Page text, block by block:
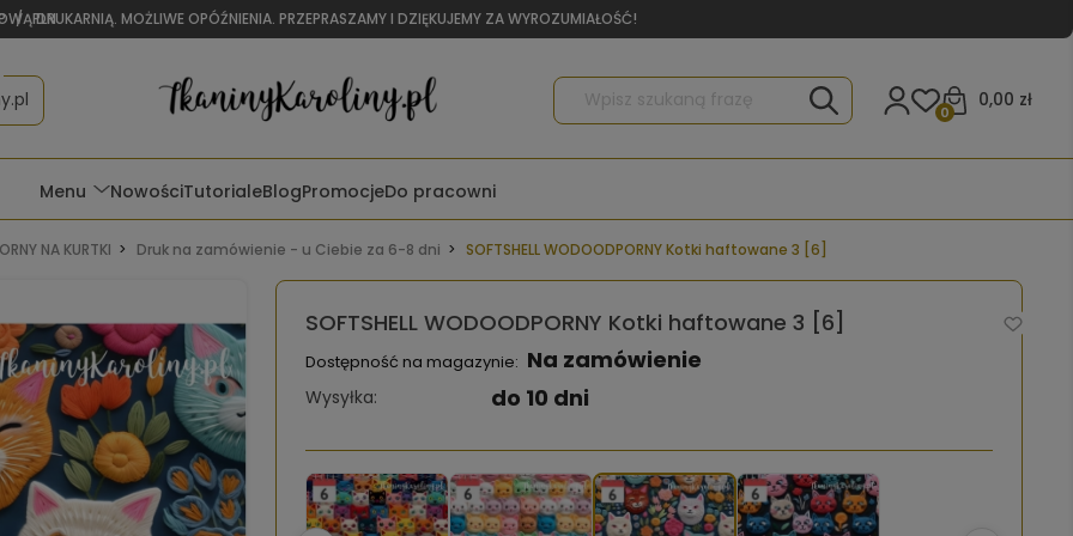
/ PLN
DRUKARNIĄ. MOŻLIWE OPÓŹNIENIA. PRZEPRASZAMY I DZIĘKUJEMY ZA WYROZUMIAŁOŚĆ!
0,00 zł
0
Menu NowościTutorialeBlogPromocjeDo pracowni
NA KURTKI Druk na zamówienie - u Ciebie za 6-8 dni SOFTSHELL WODOODPORNY Kotki haftowane 3 [6]
SOFTSHELL WODOODPORNY Kotki haftowane 3 [6]
Dostępność na magazynie: Na zamówienie
Wysyłka: do 10 dni